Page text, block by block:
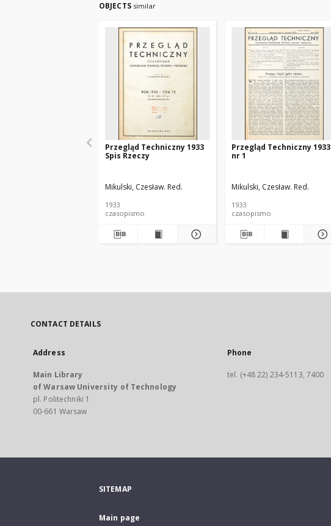
OBJECTS similar
Przegląd Techniczny 1933
Spis Rzeczy
Mikulski, Czesław. Red.
1933
czasopismo
Przegląd Techniczny 1933
nr 1
Mikulski, Czesław. Red.
1933
czasopismo
CONTACT DETAILS
Address
Main Library
of Warsaw University of Technology
pl. Politechniki 1
00-661 Warsaw
Phone
tel. (+48 22) 234-5113, 7400
SITEMAP
Main page